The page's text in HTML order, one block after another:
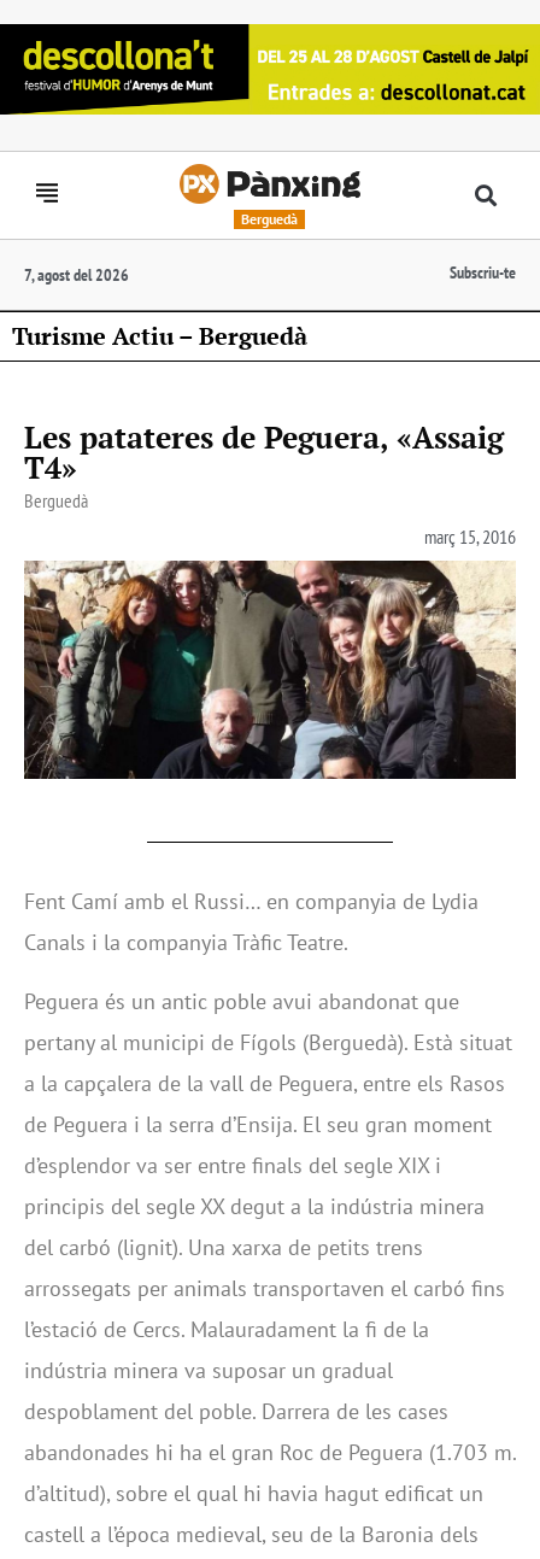
Berguedà
7, agost del 2026 Subscriu-te
Turisme Actiu – Berguedà
Les patateres de Peguera, «Assaig
T4»
Berguedà
març 15, 2016
Fent Camí amb el Russi… en companyia de Lydia
Canals i la companyia Tràfic Teatre.
Peguera és un antic poble avui abandonat que
pertany al municipi de Fígols (Berguedà). Està situat
a la capçalera de la vall de Peguera, entre els Rasos
de Peguera i la serra d’Ensija. El seu gran moment
d’esplendor va ser entre finals del segle XIX i
principis del segle XX degut a la indústria minera
del carbó (lignit). Una xarxa de petits trens
arrossegats per animals transportaven el carbó fins
l’estació de Cercs. Malauradament la fi de la
indústria minera va suposar un gradual
despoblament del poble. Darrera de les cases
abandonades hi ha el gran Roc de Peguera (1.703 m.
d’altitud), sobre el qual hi havia hagut edificat un
castell a l’época medieval, seu de la Baronia dels